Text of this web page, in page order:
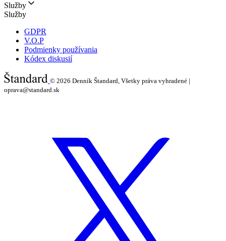
Služby
Služby
GDPR
V.O.P
Podmienky používania
Kódex diskusií
© 2026 Denník Štandard, Všetky práva vyhradené |
oprava@standard.sk